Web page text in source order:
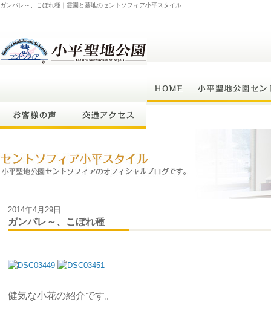
ガンバレ～、こぼれ種｜霊園と墓地のセントソフィア小平スタイル
2014年4月29日
ガンバレ～、こぼれ種
健気な小花の紹介です。